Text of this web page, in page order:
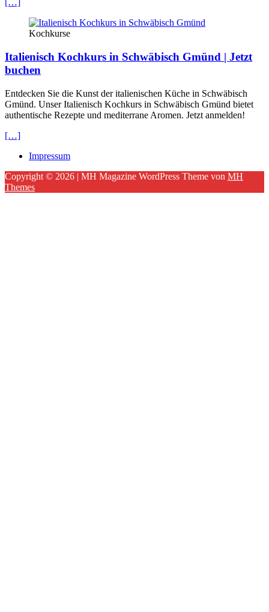
[…]
Kochkurse
Italienisch Kochkurs in Schwäbisch Gmünd | Jetzt
buchen
Entdecken Sie die Kunst der italienischen Küche in Schwäbisch
Gmünd. Unser Italienisch Kochkurs in Schwäbisch Gmünd bietet
authentische Rezepte und mediterrane Aromen. Jetzt anmelden!
[…]
Impressum
Copyright © 2026 | MH Magazine WordPress Theme von MH
Themes